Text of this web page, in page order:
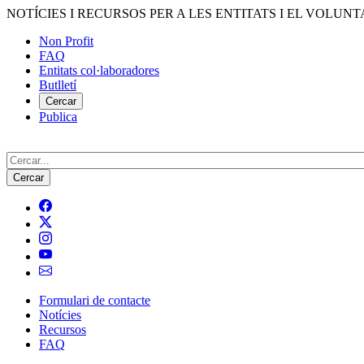
Vés
contingut
NOTÍCIES I RECURSOS PER A LES ENTITATS I EL
Menú
del
compte
d'usuari
Non Profit
FAQ
Entitats col·laboradores
Butlletí
Cercar
Publica
Cerca
Navegació
principal
Formulari de contacte
Notícies
Recursos
FAQ